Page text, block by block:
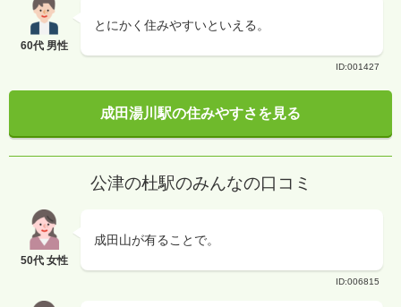
60代 男性
とにかく住みやすいといえる。
ID:001427
成田湯川駅の住みやすさを見る
公津の杜駅のみんなの口コミ
50代 女性
成田山が有ることで。
ID:006815